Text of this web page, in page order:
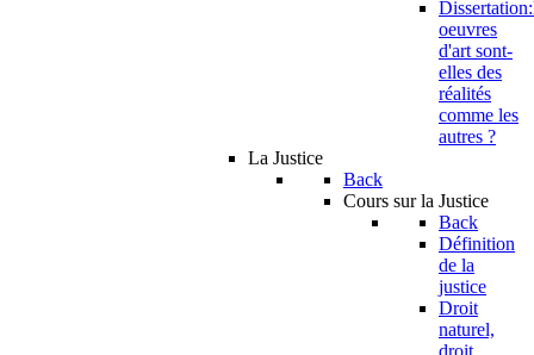
oeuvres
d'art sont-
elles des
réalités
comme les
autres ?
La Justice
Back
Cours sur la Justice
Back
Définition
de la
justice
Droit
naturel,
droit